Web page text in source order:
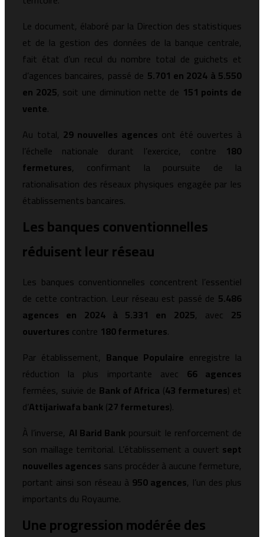
Le document, élaboré par la Direction des statistiques
et de la gestion des données de la banque centrale,
fait état d’un recul du nombre total de guichets et
d’agences bancaires, passé de 5.701 en 2024 à 5.550
en 2025, soit une diminution nette de 151 points de
vente.
Au total, 29 nouvelles agences ont été ouvertes à
l’échelle nationale durant l’exercice, contre 180
fermetures, confirmant la poursuite de la
rationalisation des réseaux physiques engagée par les
établissements bancaires.
Les banques conventionnelles
réduisent leur réseau
Les banques conventionnelles concentrent l’essentiel
de cette contraction. Leur réseau est passé de 5.486
agences en 2024 à 5.331 en 2025, avec 25
ouvertures contre 180 fermetures.
Par établissement, Banque Populaire enregistre la
réduction la plus importante avec 66 agences
fermées, suivie de Bank of Africa (43 fermetures) et
d’Attijariwafa bank(27 fermetures).
À l’inverse, Al Barid Bank poursuit le renforcement de
son maillage territorial. L’établissement a ouvert sept
nouvelles agences sans procéder à aucune fermeture,
portant ainsi son réseau à 950 agences, l’un des plus
importants du Royaume.
Une progression modérée des